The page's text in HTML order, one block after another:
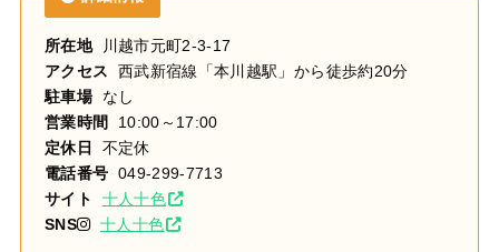
所在地川越市元町2-3-17
アクセス 西武新宿線「本川越駅」から徒歩約20分
駐車場なし
営業時間 10:00～17:00
定休日
不定休
電話番号 049-299-7713
サイト
十人十色
SNS
十人十色